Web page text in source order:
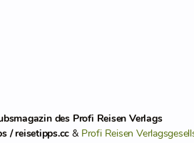
des Profi Reisen Verlags
/ reisetipps.cc & Profi Reisen